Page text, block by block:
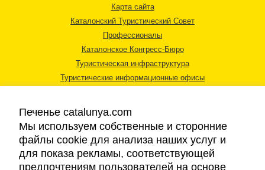
Карта сайта
Каталонский Туристический Совет
Профессионалы
Каталонское Конгресс-Бюро
Туристическая инфраструктура
Туристические информационные офисы
Правовая информация
Печенье catalunya.com
Мы используем собственные и сторонние
файлы cookie для анализа наших услуг и
для показа рекламы, соответствующей
предпочтениям пользователей на основе